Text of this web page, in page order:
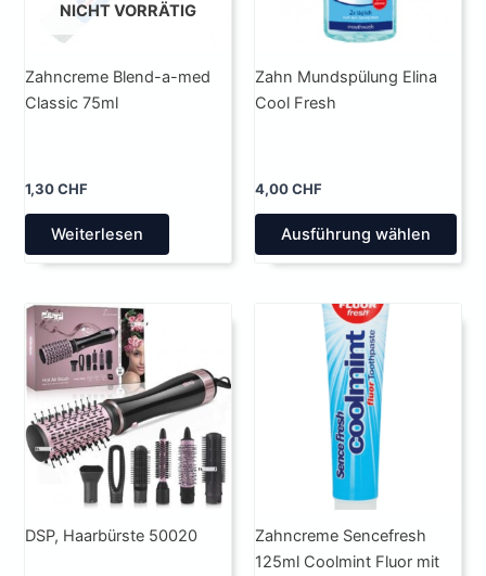
NICHT VORRÄTIG
Zahncreme Blend-a-med
Classic 75ml
1,30CHF
Weiterlesen
Zahn Mundspülung Elina
Cool Fresh
4,00CHF
Ausführung wählen
DSP, Haarbürste 50020
Zahncreme Sencefresh
125ml Coolmint Fluor mit